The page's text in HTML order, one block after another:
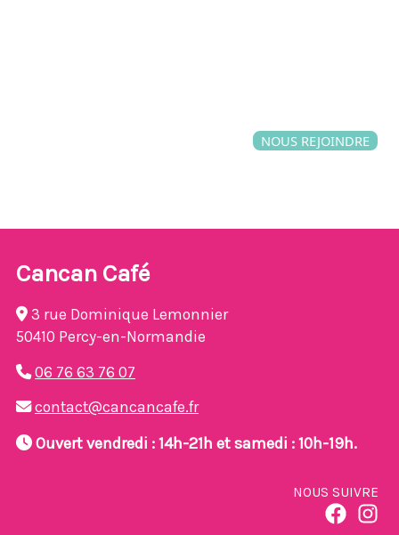
NOUS REJOINDRE
Cancan Café
3 rue Dominique Lemonnier
50410 Percy-en-Normandie
06 76 63 76 07
contact@cancancafe.fr
Ouvert vendredi : 14h-21h et samedi : 10h-19h.
NOUS SUIVRE